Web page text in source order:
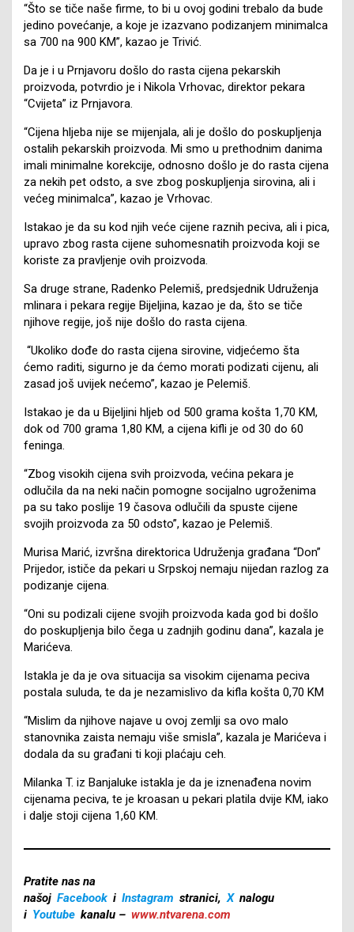
“Što se tiče naše firme, to bi u ovoj godini trebalo da bude
jedino povećanje, a koje je izazvano podizanjem minimalca
sa 700 na 900 KM”, kazao je Trivić.
Da je i u Prnjavoru došlo do rasta cijena pekarskih
proizvoda, potvrdio je i Nikola Vrhovac, direktor pekara
“Cvijeta” iz Prnjavora.
“Cijena hljeba nije se mijenjala, ali je došlo do poskupljenja
ostalih pekarskih proizvoda. Mi smo u prethodnim danima
imali minimalne korekcije, odnosno došlo je do rasta cijena
za nekih pet odsto, a sve zbog poskupljenja sirovina, ali i
većeg minimalca”, kazao je Vrhovac.
Istakao je da su kod njih veće cijene raznih peciva, ali i pica,
upravo zbog rasta cijene suhomesnatih proizvoda koji se
koriste za pravljenje ovih proizvoda.
Sa druge strane, Radenko Pelemiš, predsjednik Udruženja
mlinara i pekara regije Bijeljina, kazao je da, što se tiče
njihove regije, još nije došlo do rasta cijena.
“Ukoliko dođe do rasta cijena sirovine, vidjećemo šta
ćemo raditi, sigurno je da ćemo morati podizati cijenu, ali
zasad još uvijek nećemo”, kazao je Pelemiš.
Istakao je da u Bijeljini hljeb od 500 grama košta 1,70 KM,
dok od 700 grama 1,80 KM, a cijena kifli je od 30 do 60
feninga.
“Zbog visokih cijena svih proizvoda, većina pekara je
odlučila da na neki način pomogne socijalno ugroženima
pa su tako poslije 19 časova odlučili da spuste cijene
svojih proizvoda za 50 odsto”, kazao je Pelemiš.
Murisa Marić, izvršna direktorica Udruženja građana “Don”
Prijedor, ističe da pekari u Srpskoj nemaju nijedan razlog za
podizanje cijena.
“Oni su podizali cijene svojih proizvoda kada god bi došlo
do poskupljenja bilo čega u zadnjih godinu dana”, kazala je
Marićeva.
Istakla je da je ova situacija sa visokim cijenama peciva
postala suluda, te da je nezamislivo da kifla košta 0,70 KM
“Mislim da njihove najave u ovoj zemlji sa ovo malo
stanovnika zaista nemaju više smisla”, kazala je Marićeva i
dodala da su građani ti koji plaćaju ceh.
Milanka T. iz Banjaluke istakla je da je iznenađena novim
cijenama peciva, te je kroasan u pekari platila dvije KM, iako
i dalje stoji cijena 1,60 KM.
Pratite nas na
našoj Facebook i Instagram stranici, X nalogu
i Youtube kanalu – www.ntvarena.com